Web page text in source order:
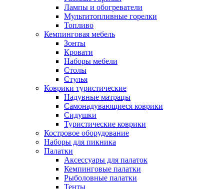
Лампы и обогреватели
Мультитопливные горелки
Топливо
Кемпинговая мебель
Зонты
Кровати
Наборы мебели
Столы
Стулья
Коврики туристические
Надувные матрацы
Самонадувающиеся коврики
Сидушки
Туристические коврики
Костровое оборудование
Наборы для пикника
Палатки
Аксессуары для палаток
Кемпинговые палатки
Рыболовные палатки
Тенты